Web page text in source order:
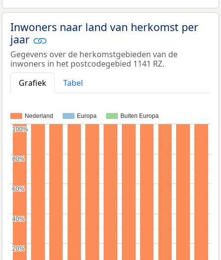
Inwoners naar land van herkomst per
jaar
Gegevens over de herkomstgebieden van de
inwoners in het postcodegebied 1141 RZ.
Grafiek
Tabel
Nederland Europa Buiten Europa
20%
20%
40%
40%
60%
60%
80%
80%
100%
100%